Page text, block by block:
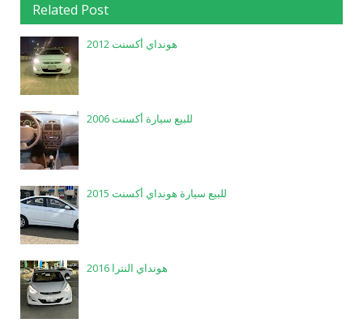
Related Post
هونداي أكسنت 2012
للبيع سيارة أكسنت 2006
للبيع سيارة هونداي أكسنت 2015
هونداي النترا 2016